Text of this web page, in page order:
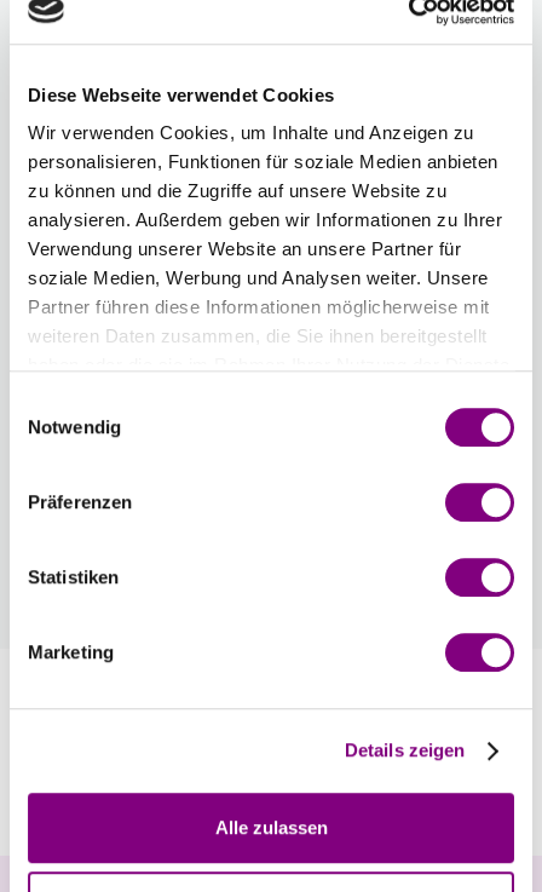
Diese Webseite verwendet Cookies
Wir verwenden Cookies, um Inhalte und Anzeigen zu
personalisieren, Funktionen für soziale Medien anbieten
zu können und die Zugriffe auf unsere Website zu
analysieren. Außerdem geben wir Informationen zu Ihrer
Verwendung unserer Website an unsere Partner für
soziale Medien, Werbung und Analysen weiter. Unsere
Partner führen diese Informationen möglicherweise mit
weiteren Daten zusammen, die Sie ihnen bereitgestellt
Notwendig
Präferenzen
Statistiken
Marketing
Details zeigen
Alle zulassen
erhalten Stricknadeln, die sich sehr...
6,50 mm
Anzahl
Mitglied werden Sie ganz einfach an der
automatisch an der Kasse.